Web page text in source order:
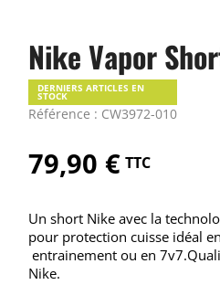
Nike Vapor
Référence : CW3972-010
DERNIERS ARTICLES EN
STOCK
79,90 € TTC
Un short Nike avec la
pour protection cuisse idéal
entrainement ou en
Nike.